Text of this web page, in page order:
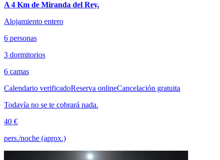
A 4 Km de Miranda del Rey.
Alojamiento entero
6 personas
3 dormitorios
6 camas
Calendario verificadoReserva onlineCancelación gratuita
Todavía no se te cobrará nada.
40 €
pers./noche (aprox.)